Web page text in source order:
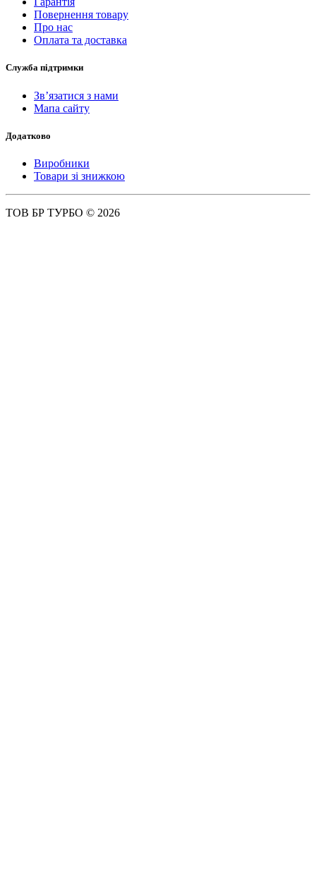
Повернення товару
Про нас
Оплата та доставка
Служба підтримки
Зв’язатися з нами
Мапа сайту
Додатково
Виробники
Товари зі знижкою
ТОВ БР ТУРБО © 2026